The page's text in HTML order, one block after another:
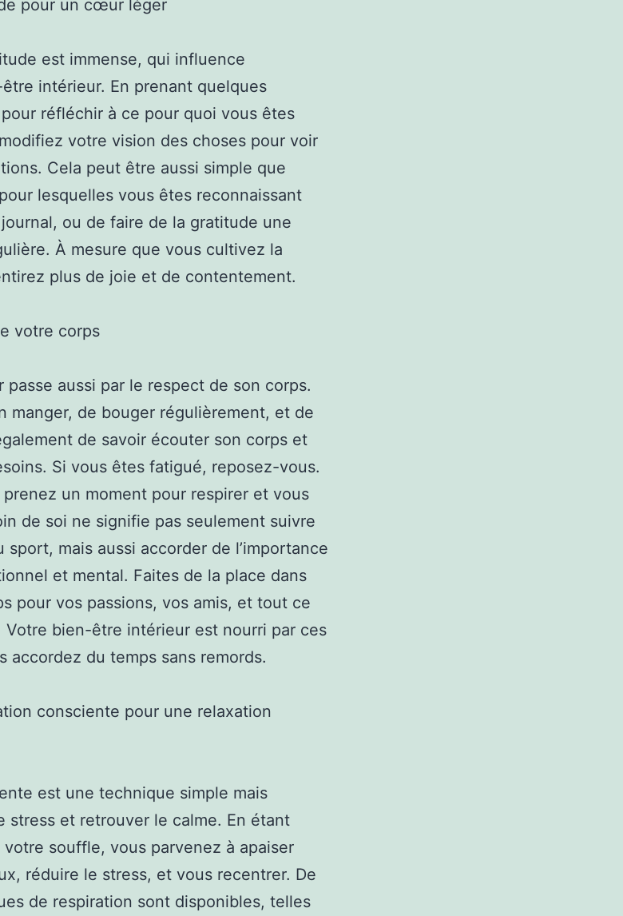
pour un cœur léger
est immense, qui influence
intérieur. En prenant quelques
réfléchir à ce pour quoi vous êtes
votre vision des choses pour voir
Cela peut être aussi simple que
lesquelles vous êtes reconnaissant
ou de faire de la gratitude une
À mesure que vous cultivez la
plus de joie et de contentement.
votre corps
aussi par le respect de son corps.
manger, de bouger régulièrement, et de
de savoir écouter son corps et
Si vous êtes fatigué, reposez-vous.
un moment pour respirer et vous
de soi ne signifie pas seulement suivre
mais aussi accorder de l’importance
et mental. Faites de la place dans
pour vos passions, vos amis, et tout ce
bien-être intérieur est nourri par ces
accordez du temps sans remords.
consciente pour une relaxation
est une technique simple mais
stress et retrouver le calme. En étant
souffle, vous parvenez à apaiser
réduire le stress, et vous recentrer. De
de respiration sont disponibles, telles